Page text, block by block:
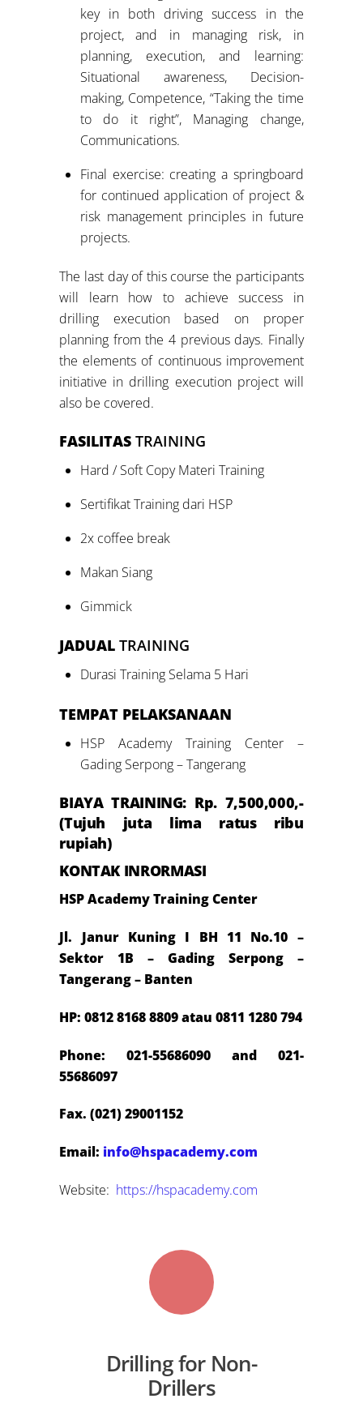
key in both driving success in the
project, and in managing risk, in
planning, execution, and learning:
Situational awareness, Decision-
making, Competence, “Taking the time
to do it right”, Managing change,
Communications.
Final exercise: creating a springboard
for continued application of project &
risk management principles in future
projects.
The last day of this course the participants
will learn how to achieve success in
drilling execution based on proper
planning from the 4 previous days. Finally
the elements of continuous improvement
initiative in drilling execution project will
also be covered.
FASILITASTRAINING
Hard / Soft Copy Materi Training
Sertifikat Training dari HSP
2x coffee break
Makan Siang
Gimmick
JADUALTRAINING
Durasi Training Selama 5 Hari
TEMPAT PELAKSANAAN
HSP Academy Training Center –
Gading Serpong – Tangerang
BIAYA TRAINING: Rp. 7,500,000,-
(Tujuh juta lima ratus ribu
rupiah)
KONTAK INRORMASI
HSP Academy Training Center
Jl. Janur Kuning I BH 11 No.10 –
Sektor 1B – Gading Serpong –
Tangerang – Banten
HP: 0812 8168 8809 atau 0811 1280 794
Phone: 021-55686090 and 021-
55686097
Fax. (021) 29001152
Email: info@hspacademy.com
Website: https://hspacademy.com
Drilling for Non-
Drillers